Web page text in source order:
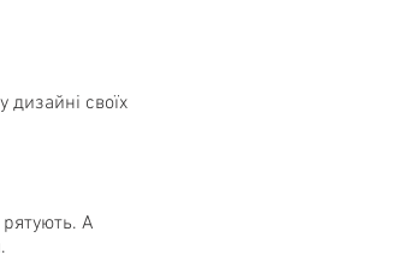
дизайні своїх
А